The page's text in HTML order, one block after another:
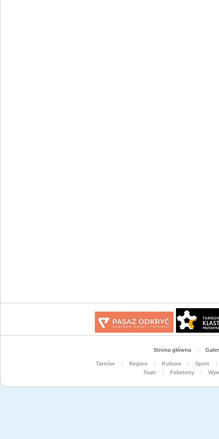
Strona główna |
Tarnów | Region | Kultura | Sport
|
Teatr
| Felietony |